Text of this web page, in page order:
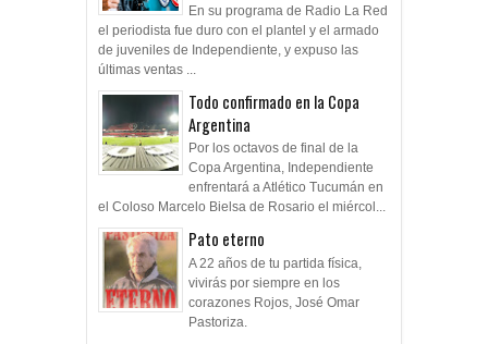
En su programa de Radio La Red
el periodista fue duro con el plantel y el armado
de juveniles de Independiente, y expuso las
últimas ventas ...
Todo confirmado en la Copa
Argentina
Por los octavos de final de la
Copa Argentina, Independiente
enfrentará a Atlético Tucumán en
el Coloso Marcelo Bielsa de Rosario el miércol...
Pato eterno
A 22 años de tu partida física,
vivirás por siempre en los
corazones Rojos, José Omar
Pastoriza.